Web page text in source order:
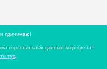
принимаю!
персональных данных запрещена!
тут.